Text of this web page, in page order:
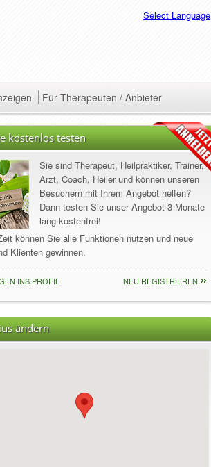
Select Language
Für Therapeuten / Anbieter
kostenlos testen
Sie sind Therapeut, Heilpraktiker, Trainer,
Arzt, Coach, Heiler und können unseren
Besuchern mit Ihrem Angebot helfen?
Dann testen Sie unser Angebot 3 Monate
lang kostenfrei!
können Sie alle Funktionen nutzen und neue
Klienten gewinnen.
INS PROFIL NEU REGISTRIEREN
ändern